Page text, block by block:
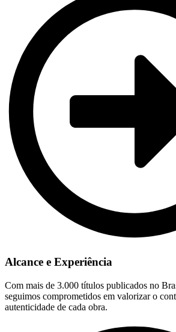
Alcance e Experiência
Com mais de 3.000 títulos publicados no
seguimos comprometidos em valorizar o
autenticidade de cada obra.